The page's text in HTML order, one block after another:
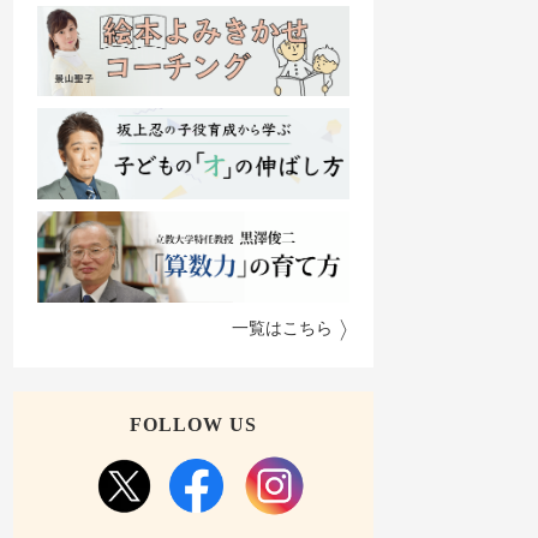
一覧はこちら
FOLLOW US